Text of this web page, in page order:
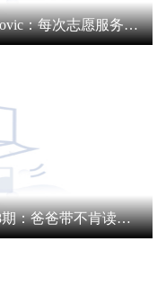
（上海战疫录）塞尔维亚外教Jankovic：每次志愿服务都像在奖励自己
【挑战365天正能量速写画】第148期：爸爸带不肯读书女儿体验挖藕4小时